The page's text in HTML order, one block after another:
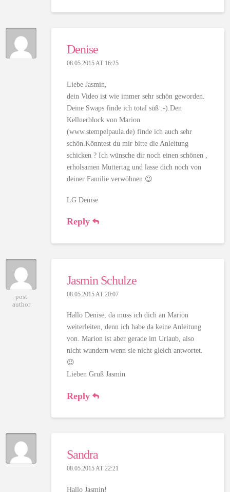
Denise
08.05.2015 AT 16:25
Liebe Jasmin,
dein Video ist wie immer sehr schön geworden.
Deine Swaps finde ich total süß :-).Den
Kellnerblock von Marion
(www.stempelpaula.de) finde ich auch sehr
schön.Könntest du mir bitte die Anleitung
schicken ? Ich wünsche dir noch einen schönen ,
erholsamen Muttertag und lasse dich noch von
deiner Familie verwöhnen 😉
LG Denise
Reply
post
author
Jasmin Schulze
08.05.2015 AT 20:07
Hallo Denise, da muss ich dich an Marion
weiterleiten, denn ich habe da keine Anleitung
von. Marion ist aber gerade im Urlaub, also
nicht wundern wenn sie nicht gleich antwortet.
😉
Lieben Gruß Jasmin
Reply
Sandra
08.05.2015 AT 22:21
Hallo Jasmin!